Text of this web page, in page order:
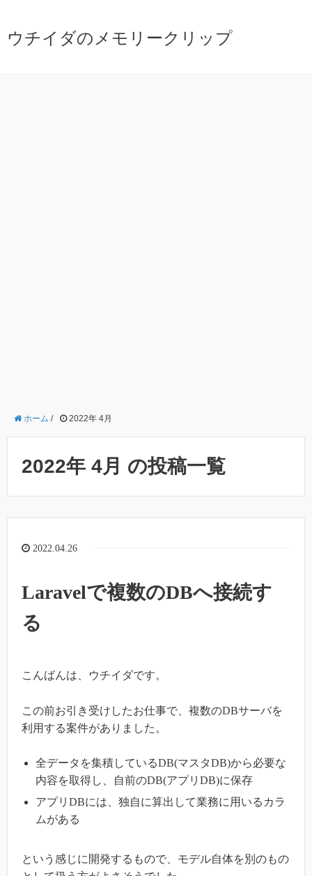
ウチイダのメモリークリップ
ホーム / 2022年 4月
2022年 4月 の投稿一覧
2022.04.26
Laravelで複数のDBへ接続す
る
こんばんは、ウチイダです。
この前お引き受けしたお仕事で、複数のDBサーバを
利用する案件がありました。
全データを集積しているDB(マスタDB)から必要な
内容を取得し、自前のDB(アプリDB)に保存
アプリDBには、独自に算出して業務に用いるカラ
ムがある
という感じに開発するもので、モデル自体を別のもの